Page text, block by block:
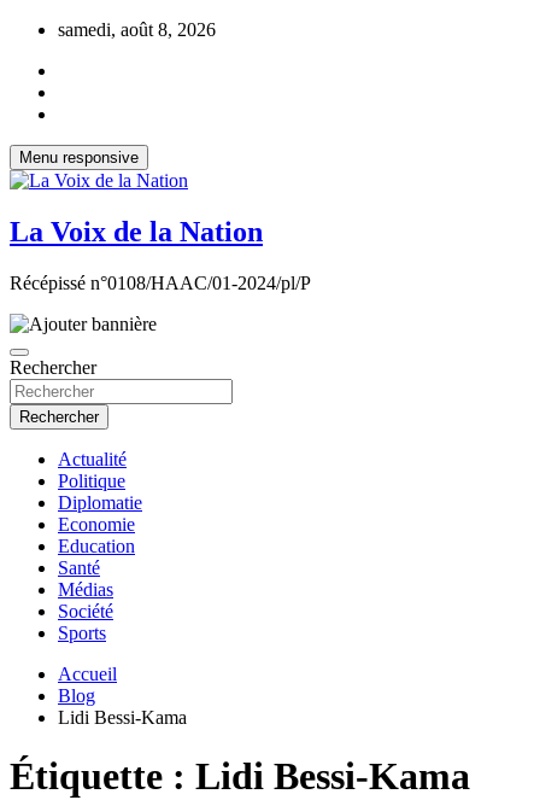
Aller
contenu
samedi, août 8, 2026
Menu responsive
La Voix de la Nation
Récépissé n°0108/HAAC/01-2024/pl/P
Rechercher
Rechercher
Actualité
Politique
Diplomatie
Economie
Education
Santé
Médias
Société
Sports
Accueil
Blog
Lidi Bessi-Kama
Étiquette : Lidi Bessi-Kama